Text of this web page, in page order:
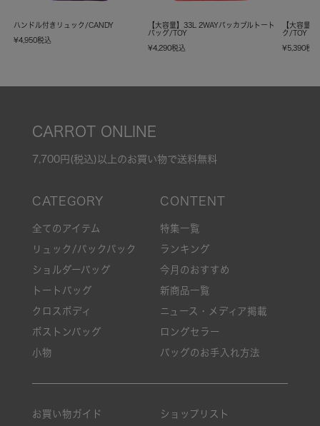
ハンドル付きリュック/CANDY
¥4,950税込
【大容量】33L 2WAYパッカブルトート
バッグ/TOY
¥4,290税込
【大容量
ク/TOY
¥5,390税込
CARROT ONLINE
7,700円(税込)以上のお買い物で送料無料
全てのアイテム
リュック/バックパック
ショルダーバッグ
トートバッグ
クロスボディ
ボストンバッグ
小物
特集一覧
ランキング
今月のおすすめ
新商品一覧
ニュース・メディア掲載
ロングセラー
バッグのお手入れ方法
お買い物ガイド ショップリスト